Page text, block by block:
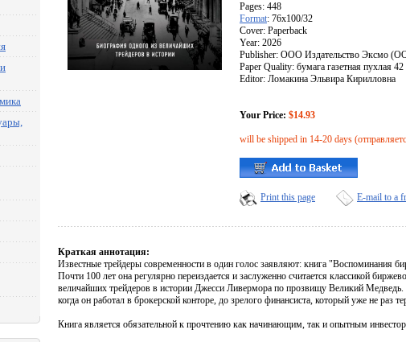
Pages: 448
Format: 76x100/32
Cover: Paperback
Year: 2026
Publisher: ООО Издательство Эксмо
Paper Quality: бумага газетная пухлая 42
Editor: Ломакина Эльвира Кирилловна
Your Price: $14.93
will be shipped in 14-20 days
Print this page E-mail to a
Краткая аннотация:
Известные трейдеры современности в один голос заявляют: книга "Воспоминания
Почти 100 лет она регулярно переиздается и заслуженно считается классикой
величайших трейдеров в истории Джесси Ливермора по прозвищу Великий Медведь.
когда он работал в брокерской конторе, до зрелого финансиста, который уже не раз
Книга является обязательной к прочтению как начинающим, так и опытным